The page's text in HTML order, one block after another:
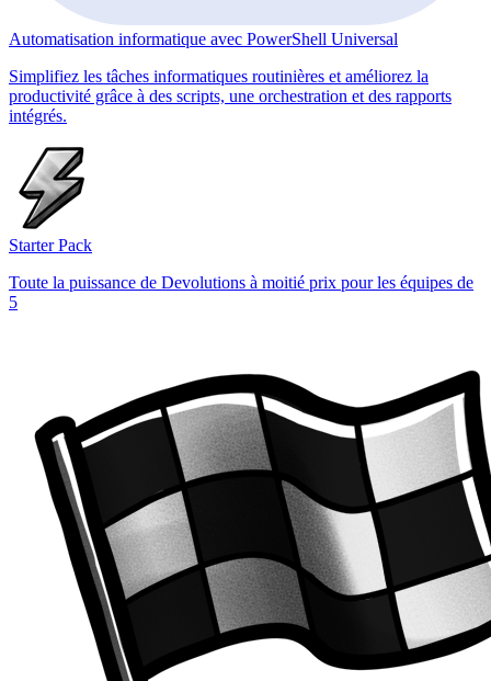
Automatisation informatique avec PowerShell Universal
Simplifiez les tâches informatiques routinières et améliorez la
productivité grâce à des scripts, une orchestration et des rapports
intégrés.
Starter Pack
Toute la puissance de Devolutions à moitié prix pour les équipes de
5